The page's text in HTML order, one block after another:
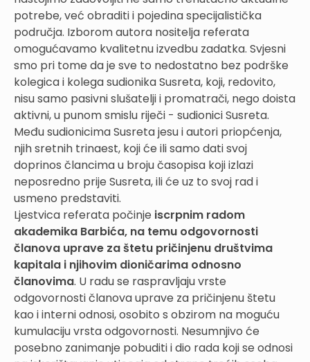
potrebe, već obraditi i pojedina specijalistička
područja. Izborom autora nositelja referata
omogućavamo kvalitetnu izvedbu zadatka. Svjesni
smo pri tome da je sve to nedostatno bez podrške
kolegica i kolega sudionika Susreta, koji, redovito,
nisu samo pasivni slušatelji i promatrači, nego doista
aktivni, u punom smislu riječi - sudionici Susreta.
Među sudionicima Susreta jesu i autori priopćenja,
njih sretnih trinaest, koji će ili samo dati svoj
doprinos člancima u broju časopisa koji izlazi
neposredno prije Susreta, ili će uz to svoj rad i
usmeno predstaviti.
Ljestvica referata počinje iscrpnim radom
akademika Barbića, na temu odgovornosti
članova uprave za štetu pričinjenu društvima
kapitala i njihovim dioničarima odnosno
članovima. U radu se raspravljaju vrste
odgovornosti članova uprave za pričinjenu štetu
kao i interni odnosi, osobito s obzirom na moguću
kumulaciju vrsta odgovornosti. Nesumnjivo će
posebno zanimanje pobuditi i dio rada koji se odnosi